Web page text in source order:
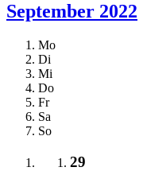
September 2022
Mo
Di
Mi
Do
Fr
Sa
So
29